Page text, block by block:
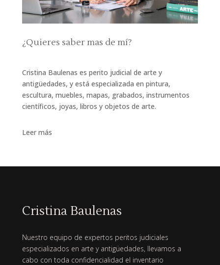
¿Quieres saber mas de mí?
Cristina Baulenas es perito judicial de arte y
antigüedades, y está especializada en pintura,
escultura, muebles, mapas, grabados, instrumentos
científicos, joyas, libros y objetos de arte.
Leer más
Cristina Baulenas
Nuestro equipo de expertos peritos judiciales
especializados en arte y antigüedades, llevamos a
cabo con toda confidencialidad el inventario